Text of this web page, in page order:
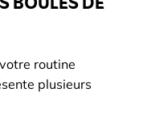
routine
plusieurs